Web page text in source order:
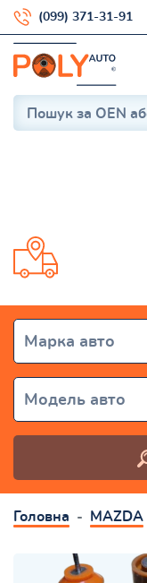
(099) 371-31-91
Марка авто
Модель авто
Головна MAZDA